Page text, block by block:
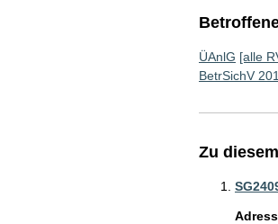
ÜAnlG [alle
BetrSichV
Zu